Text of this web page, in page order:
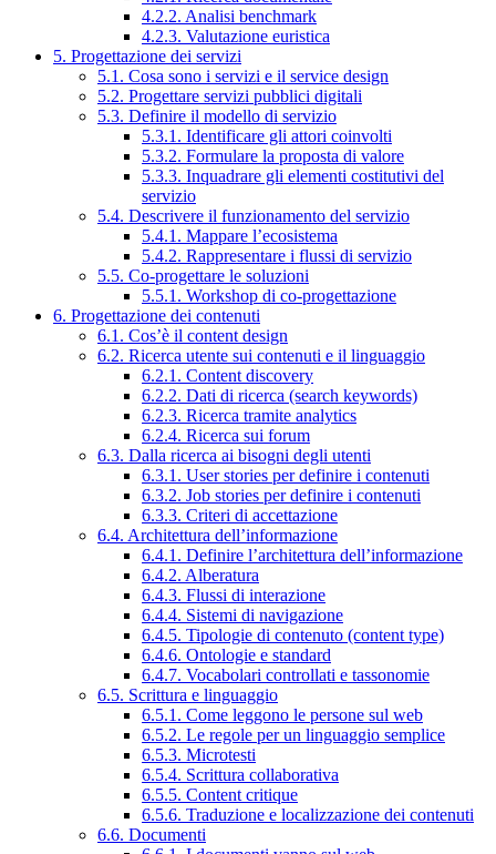
4.2.2. Analisi benchmark
4.2.3. Valutazione euristica
5. Progettazione dei servizi
5.1. Cosa sono i servizi e il service design
5.2. Progettare servizi pubblici digitali
5.3. Definire il modello di servizio
5.3.1. Identificare gli attori coinvolti
5.3.2. Formulare la proposta di valore
5.3.3. Inquadrare gli elementi costitutivi del
servizio
5.4. Descrivere il funzionamento del servizio
5.4.1. Mappare l’ecosistema
5.4.2. Rappresentare i flussi di servizio
5.5. Co-progettare le soluzioni
5.5.1. Workshop di co-progettazione
6. Progettazione dei contenuti
6.1. Cos’è il content design
6.2. Ricerca utente sui contenuti e il linguaggio
6.2.1. Content discovery
6.2.2. Dati di ricerca (search keywords)
6.2.3. Ricerca tramite analytics
6.2.4. Ricerca sui forum
6.3. Dalla ricerca ai bisogni degli utenti
6.3.1. User stories per definire i contenuti
6.3.2. Job stories per definire i contenuti
6.3.3. Criteri di accettazione
6.4. Architettura dell’informazione
6.4.1. Definire l’architettura dell’informazione
6.4.2. Alberatura
6.4.3. Flussi di interazione
6.4.4. Sistemi di navigazione
6.4.5. Tipologie di contenuto (content type)
6.4.6. Ontologie e standard
6.4.7. Vocabolari controllati e tassonomie
6.5. Scrittura e linguaggio
6.5.1. Come leggono le persone sul web
6.5.2. Le regole per un linguaggio semplice
6.5.3. Microtesti
6.5.4. Scrittura collaborativa
6.5.5. Content critique
6.5.6. Traduzione e localizzazione dei contenuti
6.6. Documenti